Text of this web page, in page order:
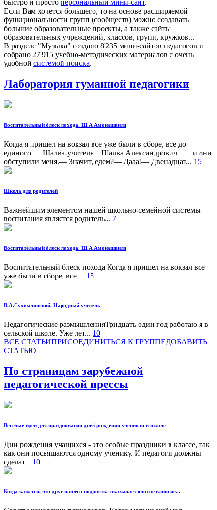
быстро и просто персональный мини-сайт.
Если Вам хочется большего, то на основе расширяемой
функциональности групп (сообществ) можно создавать
большие образовательные проекты, а также сайты
образовательных учреждений, классов, групп, кружков...
В разделе "Музыка" создано 8'235 мини-сайтов педагогов и
собрано 27'915 учебно-методических материалов с очень
удобной системой поиска.
Лаборатория гуманной педагогики
Воспитательный блеск похода. Ш.А.Амонашвили
Когда я пришел на вокзал все уже были в сборе, все до
единого.— Шалва-учитель... Шалва Александрович...— и они
обступили меня.— Значит, едем?— Дааа!— Двенадцат... 15
Школа для родителей
Важнейшим элементом нашей школьно-семейной системы
воспитания является родитель... 7
Воспитательный блеск похода. Ш.А.Амонашвили
Воспитательный блеск похода Когда я пришел на вокзал все
уже были в сборе, все ... 15
В.А.Сухомлинский. Народный учитель
Педагогические размышленияТридцать один год работаю я в
сельской школе. Уже лет... 10
ВСЕ СТАТЬИПРИСОЕДИНИТЬСЯ К ГРУППЕДOБАВИТЬ
СТАТЬЮ
По страницам зарубежной
педагогической прессы
Весёлые идеи для празднования дней рождения учеников в школе
Дни рождения учащихся - это особые праздники в классе, так
как они посвящаются одному ученику. И педагоги должны
сделат... 10
Когда кажется, что друг нашего подростка оказывает плохое влияние...